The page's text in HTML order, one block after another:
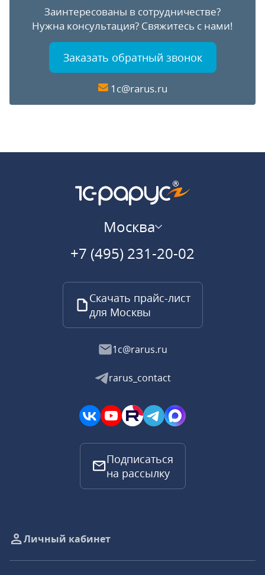
Заинтересованы в сотрудничестве?
Нужна консультация? Свяжитесь с нами!
Заказать обратный звонок
1c@rarus.ru
Москва
+7 (495) 231-20-02
Скачать прайс-лист
для Москвы
1c@rarus.ru
rarus_contact
Подписаться
на рассылку
Личный кабинет